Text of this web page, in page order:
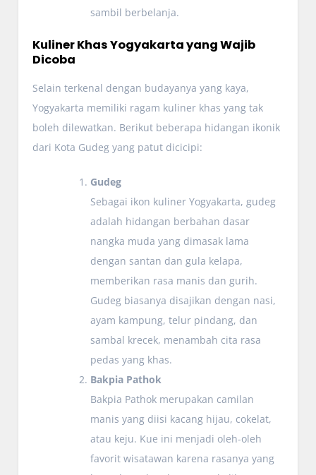
sambil berbelanja.
Kuliner Khas Yogyakarta yang Wajib
Dicoba
Selain terkenal dengan budayanya yang kaya,
Yogyakarta memiliki ragam kuliner khas yang tak
boleh dilewatkan. Berikut beberapa hidangan ikonik
dari Kota Gudeg yang patut dicicipi:
Gudeg
Sebagai ikon kuliner Yogyakarta, gudeg
adalah hidangan berbahan dasar
nangka muda yang dimasak lama
dengan santan dan gula kelapa,
memberikan rasa manis dan gurih.
Gudeg biasanya disajikan dengan nasi,
ayam kampung, telur pindang, dan
sambal krecek, menambah cita rasa
pedas yang khas.
Bakpia Pathok
Bakpia Pathok merupakan camilan
manis yang diisi kacang hijau, cokelat,
atau keju. Kue ini menjadi oleh-oleh
favorit wisatawan karena rasanya yang